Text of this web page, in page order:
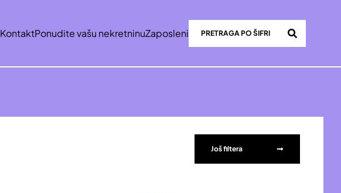
KontaktPonudite vašu nekretninuZaposleni
Još filtera